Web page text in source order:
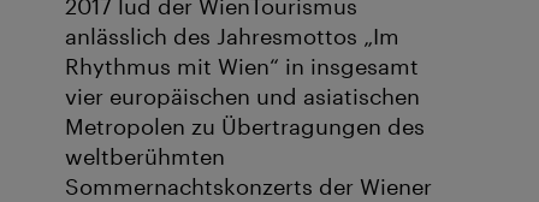
2017 lud der WienTourismus
anlässlich des Jahresmottos „Im
Rhythmus mit Wien“ in insgesamt
vier europäischen und asiatischen
Metropolen zu Übertragungen des
weltberühmten
Sommernachtskonzerts der Wiener